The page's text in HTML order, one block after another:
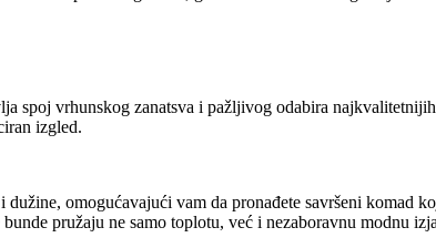
spoj vrhunskog zanatsva i pažljivog odabira
izgled.
omogućavajući vam da pronađete savršeni
pružaju ne samo toplotu, već i nezaboravnu modnu